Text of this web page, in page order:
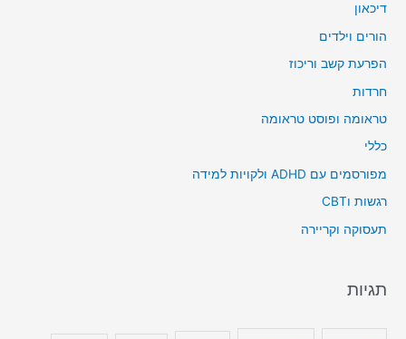
דיכאון
הורים וילדים
הפרעת קשב וריכוז
חרדות
טראומה ופוסט טראומה
כללי
מפורסמים עם ADHD ולקויות למידה
רגשות וCBT
תעסוקה וקריירה
תגיות